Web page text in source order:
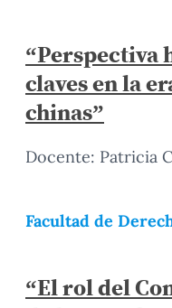
“Perspectiva
claves en la
chinas”
Docente: Patricia
Facultad de
“El rol del